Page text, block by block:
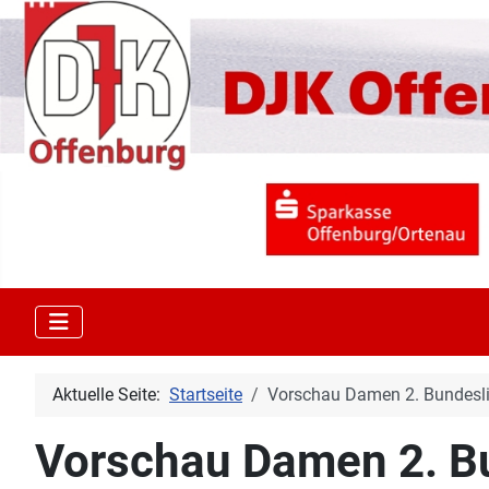
Aktuelle Seite: Startseite Vorschau Damen 2.
Vorschau Damen 2.